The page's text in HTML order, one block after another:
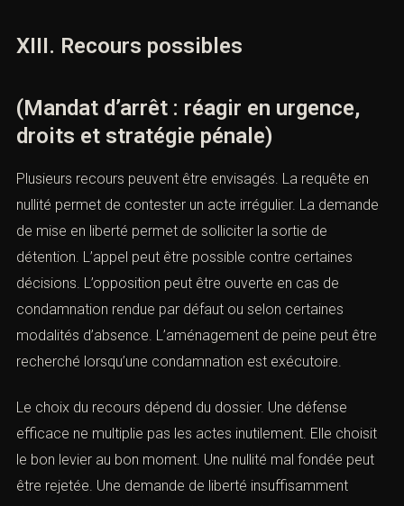
mandat lors d’un contrôle. Il faut éviter toute panique. Le
ensuite vérifier l’ancienneté du mandat, la procédure
concernée et les recours encore ouverts.
Cinquième occurrence : la personne est condamnée par
défaut. Il faut vérifier si une opposition est possible. Une
condamnation rendue en l’absence de la personne peut
parfois être rediscutée lorsque les conditions légales
sont réunies.
XIII. Recours possibles
(Mandat d’arrêt : réagir en urgence,
droits et stratégie pénale)
Plusieurs recours peuvent être envisagés. La requête en